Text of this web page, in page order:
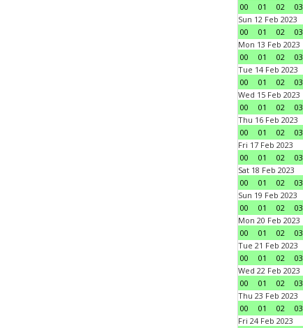
00
01 02 03
Sun 12 Feb 2023
00
01 02 03
Mon 13 Feb 2023
00
01 02 03
Tue 14 Feb 2023
00
01 02 03
Wed 15 Feb 2023
00
01 02 03
Thu 16 Feb 2023
00
01 02 03
Fri 17 Feb 2023
00
01 02 03
Sat 18 Feb 2023
00
01 02 03
Sun 19 Feb 2023
00
01 02 03
Mon 20 Feb 2023
00
01 02 03
Tue 21 Feb 2023
00
01 02 03
Wed 22 Feb 2023
00
01 02 03
Thu 23 Feb 2023
00
01 02 03
Fri 24 Feb 2023